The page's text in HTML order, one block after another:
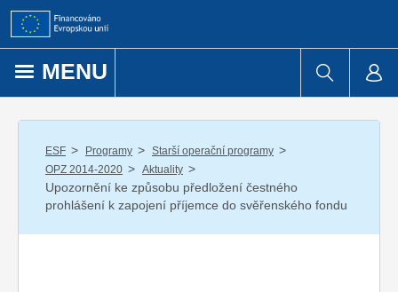
Přejít k obsahu
MENU
ESF / Programy / Starší operační programy /
OPZ 2014-2020 / Aktuality /
Upozornění ke způsobu předložení čestného
prohlášení k zapojení příjemce do svěřenského fondu